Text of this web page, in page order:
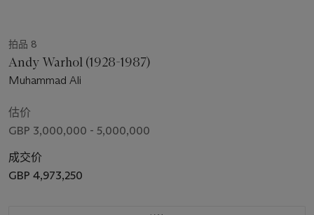
拍品 8
Andy Warhol (1928-1987)
Muhammad Ali
估价
GBP 3,000,000 - 5,000,000
成交价
GBP 4,973,250